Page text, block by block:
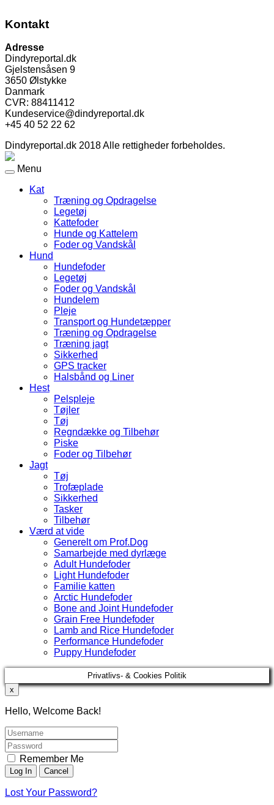
Kontakt
Adresse
Dindyreportal.dk
Gjelstensåsen 9
3650 Ølstykke
Danmark
CVR: 88411412
Kundeservice@dindyreportal.dk
+45 40 52 22 62
Dindyreportal.dk 2018 Alle rettigheder forbeholdes.
Menu
Kat
Træning og Opdragelse
Legetøj
Kattefoder
Hunde og Kattelem
Foder og Vandskål
Hund
Hundefoder
Legetøj
Foder og Vandskål
Hundelem
Pleje
Transport og Hundetæpper
Træning og Opdragelse
Træning jagt
Sikkerhed
GPS tracker
Halsbånd og Liner
Hest
Pelspleje
Tøjler
Tøj
Regndække og Tilbehør
Piske
Foder og Tilbehør
Jagt
Tøj
Trofæplade
Sikkerhed
Tasker
Tilbehør
Værd at vide
Generelt om Prof.Dog
Samarbejde med dyrlæge
Adult Hundefoder
Light Hundefoder
Familie katten
Arctic Hundefoder
Bone and Joint Hundefoder
Grain Free Hundefoder
Lamb and Rice Hundefoder
Performance Hundefoder
Puppy Hundefoder
Privatlivs- & Cookies Politik
x
Hello, Welcome Back!
Remember Me
Lost Your Password?